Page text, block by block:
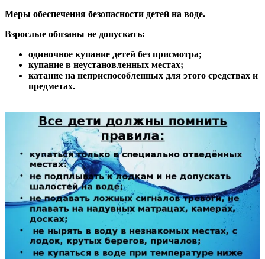
Меры обеспечения безопасности детей на воде.
Взрослые обязаны не допускать:
одиночное купание детей без присмотра;
купание в неустановленных местах;
катание на неприспособленных для этого средствах и
предметах.